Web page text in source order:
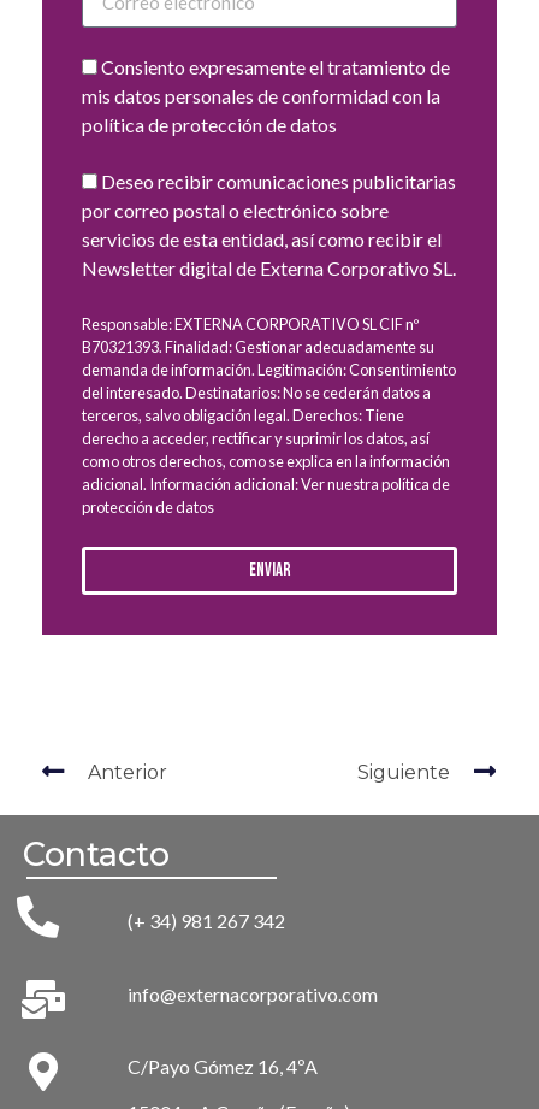
Consiento expresamente el tratamiento de
mis datos personales de conformidad con la
política de protección de datos
Deseo recibir comunicaciones publicitarias
por correo postal o electrónico sobre
servicios de esta entidad, así como recibir el
Newsletter digital de Externa Corporativo SL.
Responsable: EXTERNA CORPORATIVO SL CIF nº
B70321393. Finalidad: Gestionar adecuadamente su
demanda de información. Legitimación: Consentimiento
del interesado. Destinatarios: No se cederán datos a
terceros, salvo obligación legal. Derechos: Tiene
derecho a acceder, rectificar y suprimir los datos, así
como otros derechos, como se explica en la información
adicional. Información adicional: Ver nuestra política de
protección de datos
Enviar
Anterior Siguiente
Contacto
(+ 34) 981 267 342
info@externacorporativo.com
C/Payo Gómez 16, 4ºA